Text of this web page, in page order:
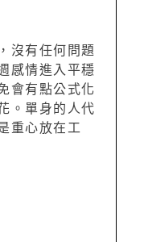
沒有任何問題
感情進入平穩
會有點公式化
。單身的人代
重心放在工